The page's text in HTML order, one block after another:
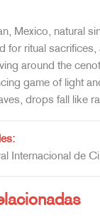
Mexico, natural
for ritual
around the
game of light
drops fall like
Internacional de